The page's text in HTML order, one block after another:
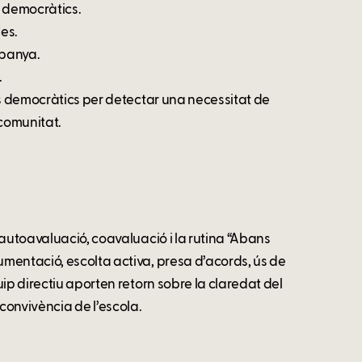
democràtics.
per detectar una necessitat de
coavaluació i la rutina “Abans
escolta activa, presa d’acords, ús de
directiu aporten retorn sobre la claredat del
de l’escola.